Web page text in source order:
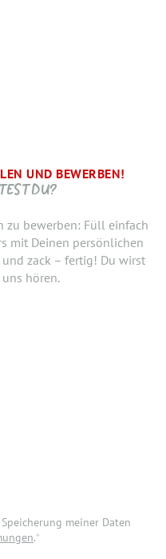
UND BEWERBEN!
DU?
zu bewerben: Füll einfach
mit Deinen persönlichen
und zack – fertig! Du wirst
hören.
meiner Daten
.*
WIR NOCH ...
Du möchtest Deiner
oder ein anderes
Du es hochladen.
meiner Daten
DICH UND MELDEN UNS